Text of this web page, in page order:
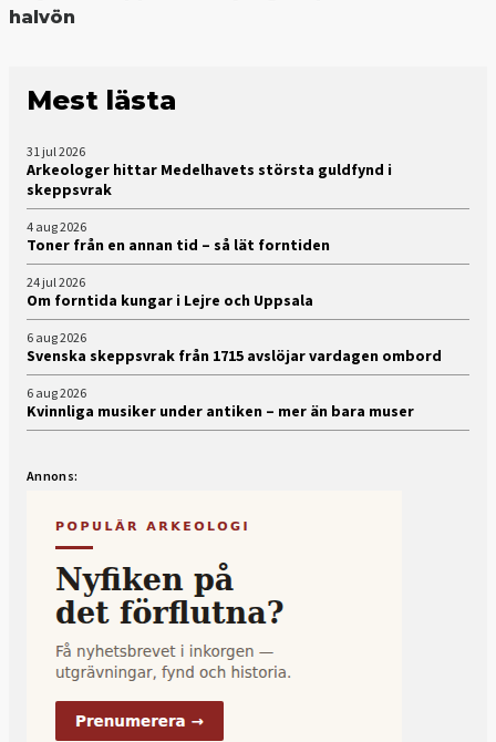
halvön
Mest lästa
31 jul 2026
Arkeologer hittar Medelhavets största guldfynd i
skeppsvrak
4 aug 2026
Toner från en annan tid – så lät forntiden
24 jul 2026
Om forntida kungar i Lejre och Uppsala
6 aug 2026
Svenska skeppsvrak från 1715 avslöjar vardagen ombord
6 aug 2026
Kvinnliga musiker under antiken – mer än bara muser
Annons: